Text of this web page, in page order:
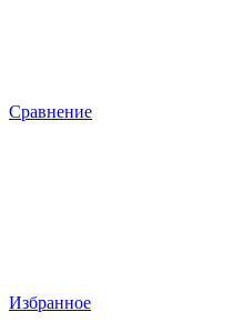
Сравнение
Избранное